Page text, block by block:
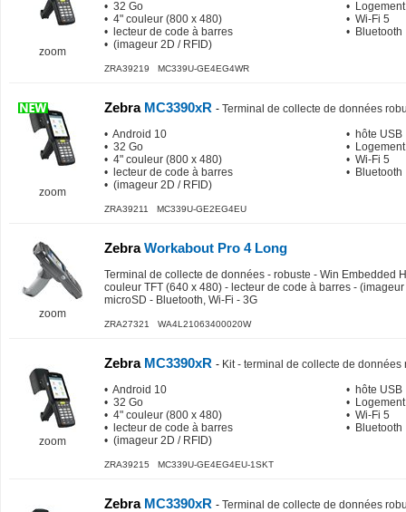
zoom
• 32 Go
• 4" couleur (800 x 480)
• lecteur de code à barres
• (imageur 2D / RFID)
•
• Wi-Fi 5
• Bluetooth
ZRA39219 MC339U-GE4EG4WR
zoom
ZebraMC3390xR - Terminal de collecte de données
• Android 10
• 32 Go
• 4" couleur (800 x 480)
• lecteur de code à barres
• (imageur 2D / RFID)
• hôte USB
•
• Wi-Fi 5
• Bluetooth
ZRA39211 MC339U-GE2EG4EU
zoom
ZebraWorkabout Pro 4 Long
Terminal de collecte de données - robuste - Win Embedded
couleur TFT (640 x 480) - lecteur de code à barres -
microSD - Bluetooth, Wi-Fi - 3G
ZRA27321 WA4L21063400020W
zoom
ZebraMC3390xR - Kit - terminal de collecte de données
• Android 10
• 32 Go
• 4" couleur (800 x 480)
• lecteur de code à barres
• (imageur 2D / RFID)
• hôte USB
•
• Wi-Fi 5
• Bluetooth
ZRA39215 MC339U-GE4EG4EU-1SKT
ZebraMC3390xR - Terminal de collecte de données